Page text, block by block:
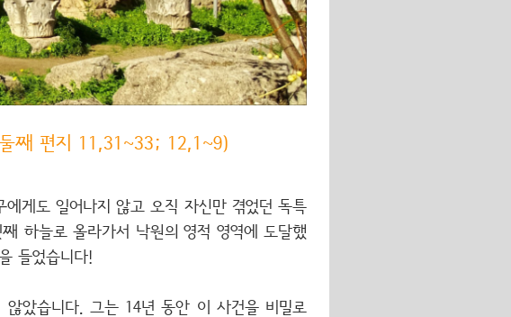
째 편지 11,31~33; 12,1~9)
게도 일어나지 않고 오직 자신만 겪었던 독특
하늘로 올라가서 낙원의 영적 영역에 도달했
들었습니다!
았습니다. 그는 14년 동안 이 사건을 비밀로